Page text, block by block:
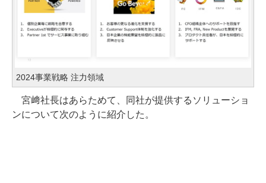
2024事業戦略 注力領域
宮﨑社長はあらためて、同社が提供するソリューショ
ンについて次のように紹介した。